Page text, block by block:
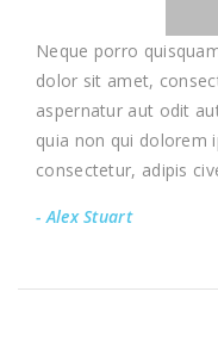
Neque porro
dolor sit amet,
aspernatur aut odit
quia non qui dolorem
consectetur, adipis
- Alex Stuart